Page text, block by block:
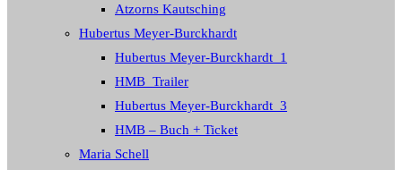
Atzorns Kautsching
Hubertus Meyer-Burckhardt
Hubertus Meyer-Burckhardt_1
HMB_Trailer
Hubertus Meyer-Burckhardt_3
HMB – Buch + Ticket
Maria Schell